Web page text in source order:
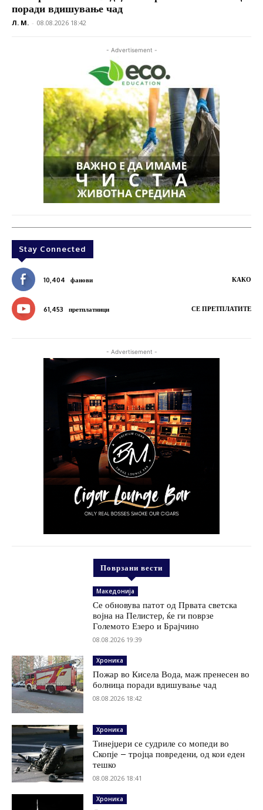
поради вдишување чад
Л. М. - 08.08.2026 18:42
- Advertisement -
Stay Connected
10,404 фанови КАКО
61,453 претплатници СЕ ПРЕТПЛАТИТЕ
- Advertisement -
Поврзани вести
Македонија
Се обновува патот од Првата светска
војна на Пелистер, ќе ги поврзе
Големото Езеро и Брајчино
08.08.2026 19:39
Хроника
Пожар во Кисела Вода, маж пренесен во
болница поради вдишување чад
08.08.2026 18:42
Хроника
Тинејџери се судриле со мопеди во
Скопје – тројца повредени, од кои еден
тешко
08.08.2026 18:41
Хроника